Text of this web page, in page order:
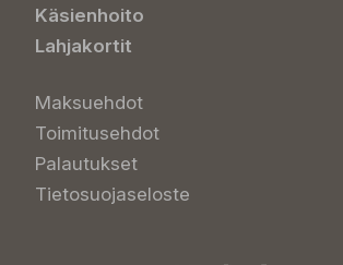
Käsienhoito
Lahjakortit
Maksuehdot
Toimitusehdot
Palautukset
Tietosuojaseloste